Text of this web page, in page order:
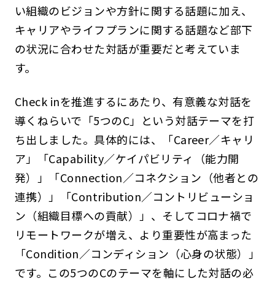
い組織のビジョンや方針に関する話題に加え、
キャリアやライフプランに関する話題など部下
の状況に合わせた対話が重要だと考えていま
す。
Check inを推進するにあたり、有意義な対話を
導くねらいで「5つのC」という対話テーマを打
ち出しました。具体的には、「Career／キャリ
ア」「Capability／ケイパビリティ（能力開
発）」「Connection／コネクション（他者との
連携）」「Contribution／コントリビューショ
ン（組織目標への貢献）」、そしてコロナ禍で
リモートワークが増え、より重要性が高まった
「Condition／コンディション（心身の状態）」
です。この5つのCのテーマを軸にした対話の必